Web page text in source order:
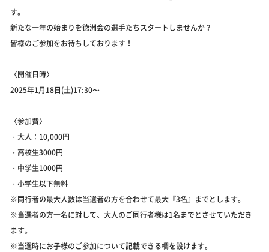
す。
新たな一年の始まりを徳洲会の選手たちスタートしませんか？
皆様のご参加をお待ちしております！
〈開催日時〉
2025年1月18日(土)17:30〜
〈参加費〉
・大人：10,000円
・高校生3000円
・中学生1000円
・小学生以下無料
※同行者の最大人数は当選者の方を合わせて最大『3名』までとします。
※当選者の方一名に対して、大人のご同行者様は1名までとさせていただき
ます。
※当選時にお子様のご参加について記載できる欄を設けます。